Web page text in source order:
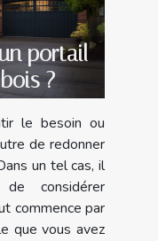
portail
?
le besoin ou
de redonner
un tel cas, il
considérer
commence par
que vous avez